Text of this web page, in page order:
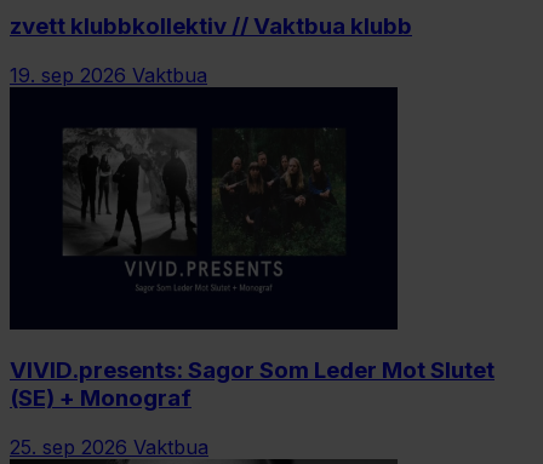
zvett klubbkollektiv // Vaktbua klubb
19. sep 2026 Vaktbua
VIVID.presents: Sagor Som Leder Mot Slutet
(SE) + Monograf
25. sep 2026 Vaktbua